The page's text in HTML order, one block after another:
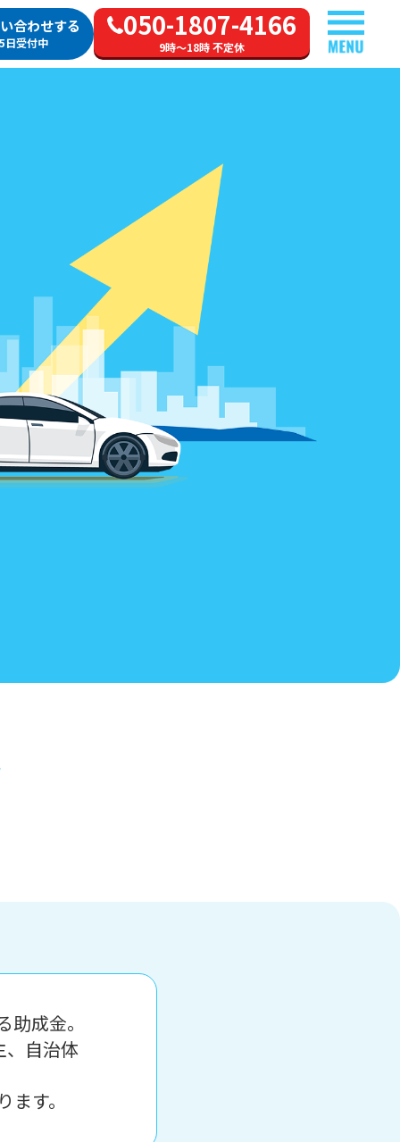
合わせする
日受付中
050-1807-4166
9時～18時 不定休
成金。
、自治体
す。